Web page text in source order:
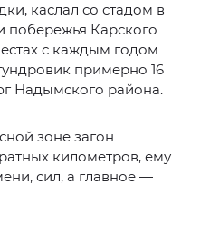
каслал со стадом в
побережья Карского
с каждым годом
примерно 16
Надымского района.
зоне загон
километров, ему
сил, а главное —